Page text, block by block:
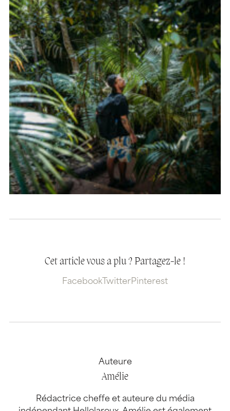
Cet article vous a plu ? Partagez-le !
Facebook TwitterPinterest
Auteure
Amélie
Rédactrice cheffe et auteure du média